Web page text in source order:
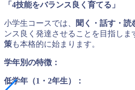
「4技能をバランス良く育てる」
小学生コースでは、 聞く・話す・読
ンス良く発達させることを目指しま
策も本格的に始まります。
学年別の特徴：
低学年（1・2年生）：